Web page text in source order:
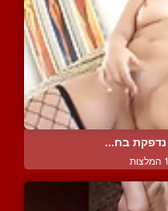
נדפקת בח...
1 המלצות